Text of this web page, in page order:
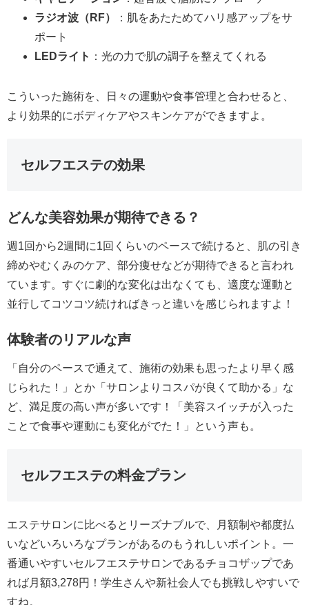
ラジオ波（RF）
：肌をあたためてハリ感アップをサ
ポート
LEDライト ：光の力で肌の調子を整えてくれる
こういった施術を、日々の運動や食事管理と合わせると、
より効果的にボディケアやスキンケアができますよ。
セルフエステの効果
どんな美容効果が期待できる？
週1回から2週間に1回くらいのペースで続けると、肌の引き
締めやむくみのケア、部分痩せなどが期待できると言われ
ています。すぐに劇的な変化は出なくても、適度な運動と
並行してコツコツ続ければきっと違いを感じられますよ！
体験者のリアルな声
「自分のペースで通えて、施術の効果も思ったより早く感
じられた！」とか「サロンよりコスパが良くて助かる」な
ど、満足度の高い声が多いです！「美容スイッチが入った
ことで食事や運動にも変化がでた！」という声も。
セルフエステの料金プラン
エステサロンに比べるとリーズナブルで、月額制や都度払
いなどいろいろなプランがあるのもうれしいポイント。一
番通いやすいセルフエステサロンであるチョコザップであ
れば月額3,278円！学生さんや新社会人でも挑戦しやすいで
すね。